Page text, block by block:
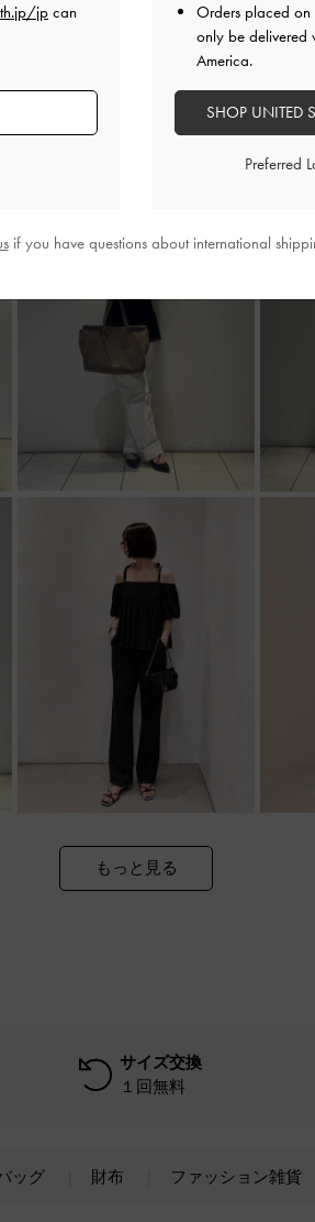
2025-10-02 にアッ
もっと見る
サイズ交換
１回無料
ッグ 財布 ファッション雑貨
jpcan
Orders placed on
only be delivered
America.
SHOP UNITED
Preferred
if you have questions about international